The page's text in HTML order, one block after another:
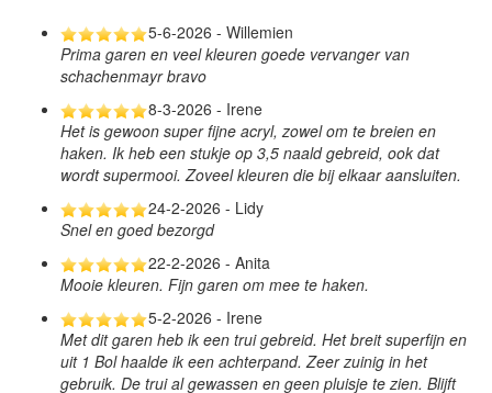
5-6-2026 - Willemien
Prima garen en veel kleuren goede vervanger van
schachenmayr bravo
8-3-2026 - Irene
Het is gewoon super fijne acryl, zowel om te breien en
haken. Ik heb een stukje op 3,5 naald gebreid, ook dat
wordt supermooi. Zoveel kleuren die bij elkaar aansluiten.
24-2-2026 - Lidy
Snel en goed bezorgd
22-2-2026 - Anita
Mooie kleuren. Fijn garen om mee te haken.
5-2-2026 - Irene
Met dit garen heb ik een trui gebreid. Het breit superfijn en
uit 1 Bol haalde ik een achterpand. Zeer zuinig in het
gebruik. De trui al gewassen en geen pluisje te zien. Blijft